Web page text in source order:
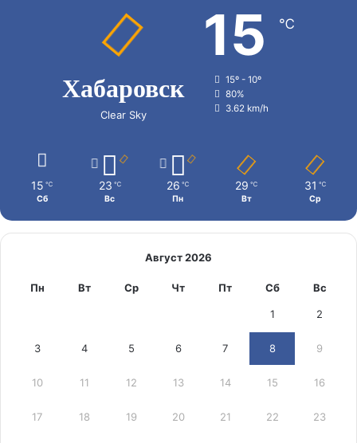
Хабаровск
Clear Sky
15 ℃
15º - 10º
80%
3.62 km/h
15 ℃
Сб
23 ℃
Вс
26 ℃
Пн
29 ℃
Вт
31 ℃
Ср
Август 2026
Пн Вт Ср Чт Пт Сб Вс
1 2
3 4 5 6 7 8 9
10 11 12 13 14 15 16
17 18 19 20 21 22 23